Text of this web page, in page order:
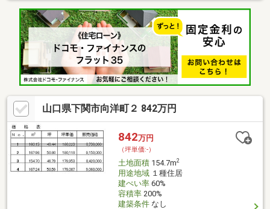
山口県下関市向洋町２ 842万円
842万円
（坪単価:-）
土地面積154.7m2
用途地域１種住居
建ぺい率60%
容積率200%
建築条件なし